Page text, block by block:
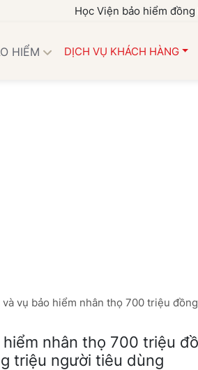
Học Viện bảo hiểm đồng hành
HIỂM DỊCH VỤ KHÁCH HÀNG
vụ bảo hiểm nhân thọ 700 triệu
nhân thọ 700 triệu
triệu người tiêu dùng